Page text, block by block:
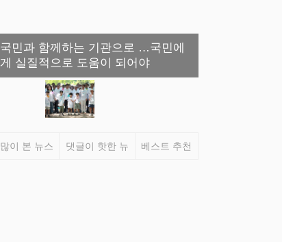
국민과 함께하는 기관으로 …국민에
게 실질적으로 도움이 되어야
많이 본 뉴스 댓글이 핫한 뉴 베스트 추천